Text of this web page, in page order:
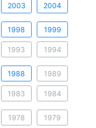
2003 2004
1998 1999
1993 1994
1988 1989
1983 1984
1978 1979